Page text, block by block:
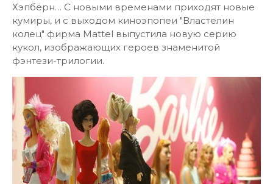
Хэпбёрн… С новыми временами приходят новые
кумиры, и с выходом киноэпопеи "Властелин
колец" фирма Mattel выпустила новую серию
кукол, изображающих героев знаменитой
фэнтези-трилогии.